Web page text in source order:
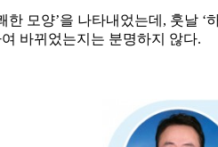
한 모양’을 나타내었는데, 훗날
바뀌었는지는 분명하지 않다.